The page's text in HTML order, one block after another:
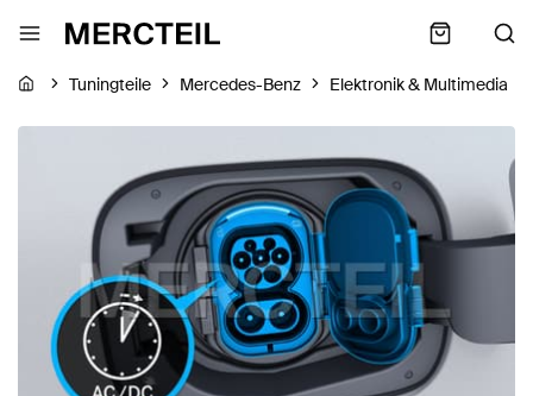
Tuningteile Mercedes-Benz Elektronik & Multimedia